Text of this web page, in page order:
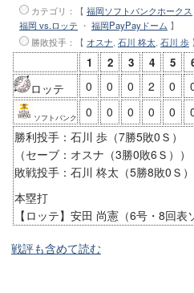
カテゴリ：【 福岡ソフトバンクホークス
福岡 vs.ロッテ ・ 福岡PayPayドーム 】
勝敗投手 ：【 オスナ 石川 柊太 石川 歩 】
1 2 3 4 5
ロッテ 0 0 0 2 0
ソフトバンク 0 0 0 0 0
勝利投手：石川 歩（7勝5敗0Ｓ）
（セーブ：オスナ（3勝0敗6Ｓ））
敗戦投手：石川 柊太（5勝8敗0Ｓ）
本塁打
【ロッテ】安田 尚憲（6号・8回表
戦評も含めて読む